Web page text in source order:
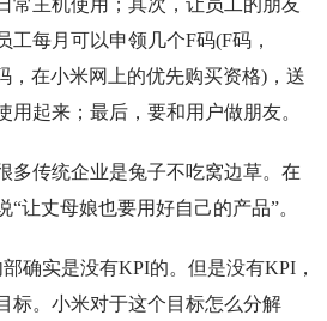
常主机使用；其次，让员工的朋友
工每月可以申领几个F码(F码，
，在小米网上的优先购买资格)，送
用起来；最后，要和用户做朋友。
多传统企业是兔子不吃窝边草。在
让丈母娘也要用好自己的产品”。
确实是没有KPI的。但是没有KPI，
标。小米对于这个目标怎么分解